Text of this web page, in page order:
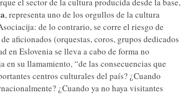
el sector de la cultura producida desde la base,
, representa uno de los orgullos de la cultura
de lo contrario, se corre el riesgo de
aficionados (orquestas, coros, grupos dedicados
en Eslovenia se lleva a cabo de forma no
su llamamiento, “de las consecuencias que
centros culturales del país? ¿Cuando
¿Cuando ya no haya visitantes